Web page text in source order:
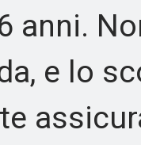
anni.
e lo